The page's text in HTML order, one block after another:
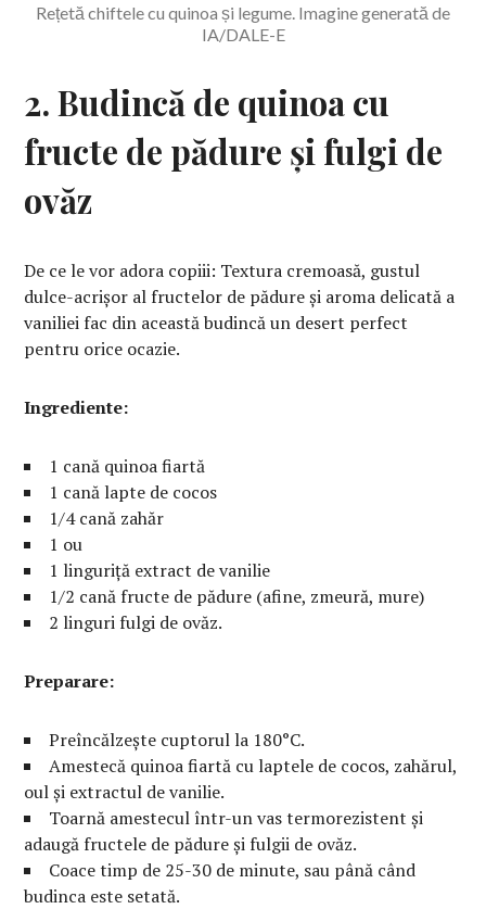
Rețetă chiftele cu quinoa și legume. Imagine generată de
IA/DALE-E
2. Budincă de quinoa cu
fructe de pădure și fulgi de
ovăz
De ce le vor adora copiii: Textura cremoasă, gustul
dulce-acrișor al fructelor de pădure și aroma delicată a
vaniliei fac din această budincă un desert perfect
pentru orice ocazie.
Ingrediente:
1 cană quinoa fiartă
1 cană lapte de cocos
1/4 cană zahăr
1 ou
1 linguriță extract de vanilie
1/2 cană fructe de pădure (afine, zmeură, mure)
2 linguri fulgi de ovăz.
Preparare:
Preîncălzește cuptorul la 180°C.
Amestecă quinoa fiartă cu laptele de cocos, zahărul,
oul și extractul de vanilie.
Toarnă amestecul într-un vas termorezistent și
adaugă fructele de pădure și fulgii de ovăz.
Coace timp de 25-30 de minute, sau până când
budinca este setată.